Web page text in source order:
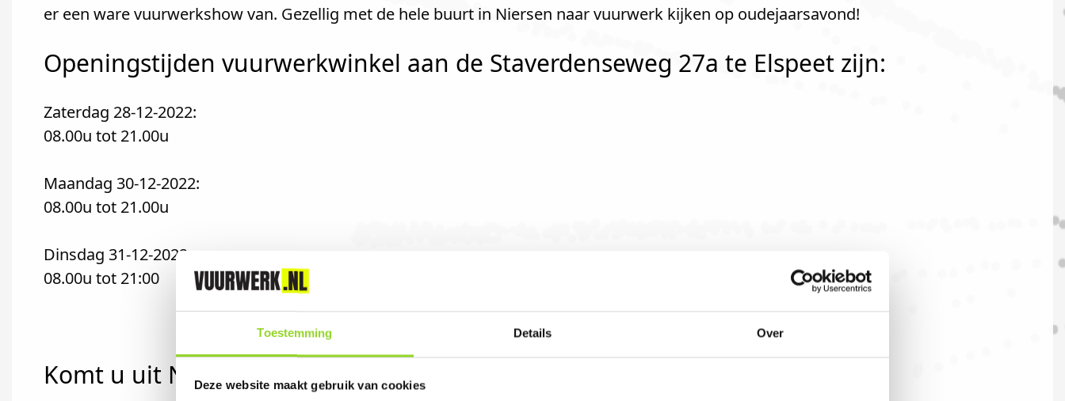
Toestemming Details Over
Deze website maakt gebruik van cookies
er een ware vuurwerkshow van. Gezellig met de hele buurt in Niersen naar vuurwerk kijken op oudejaarsavond!
Openingstijden vuurwerkwinkel aan de Staverdenseweg 27a te Elspeet zijn:
Zaterdag 28-12-2022:
08.00u tot 21.00u
Maandag 30-12-2022:
08.00u tot 21.00u
Dinsdag 31-12-2022:
08.00u tot 21:00
Komt u uit Niersen?